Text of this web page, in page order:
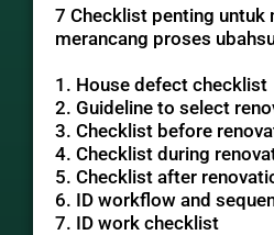
7 Checklist penting untuk
merancang proses
1. House defect checklist
2. Guideline to select
3. Checklist before
4. Checklist during
5. Checklist after
6. ID workflow and
7. ID work checklist